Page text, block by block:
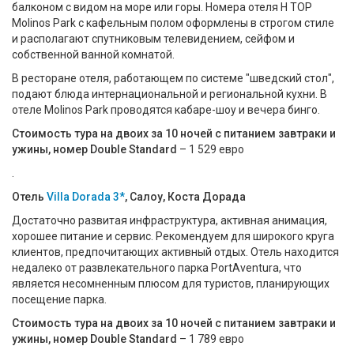
балконом с видом на море или горы. Номера отеля H TOP
Molinos Park с кафельным полом оформлены в строгом стиле
и располагают спутниковым телевидением, сейфом и
собственной ванной комнатой.
В ресторане отеля, работающем по системе "шведский стол",
подают блюда интернациональной и региональной кухни. В
отеле Molinos Park проводятся кабаре-шоу и вечера бинго.
Стоимость тура на двоих за 10 ночей с питанием завтраки и
ужины, номер Double Standard – 1 529 евро
Отель Villa Dorada 3*, Салоу, Коста Дорада
Достаточно развитая инфраструктура, активная анимация,
хорошее питание и сервис. Рекомендуем для широкого круга
клиентов, предпочитающих активный отдых. Отель находится
недалеко от развлекательного парка PortAventura, что
является несомненным плюсом для туристов, планирующих
посещение парка.
Стоимость тура на двоих за 10 ночей с питанием завтраки и
ужины, номер Double Standard – 1 789 евро